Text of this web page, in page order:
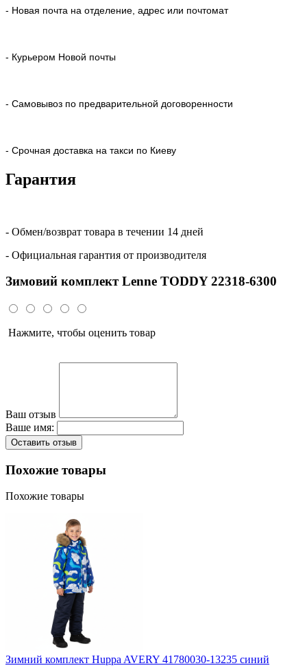
- Новая почта на отделение, адрес или почтомат
- Курьером Новой почты
- Самовывоз по предварительной договоренности
- Срочная доставка на такси по Киеву
Гарантия
- Обмен/возврат товара в течении 14 дней
- Официальная гарантия от производителя
Зимовий комплект Lenne TODDY 22318-6300
Нажмите, чтобы оценить товар
Ваш отзыв
Ваше имя:
Оставить отзыв
Похожие товары
Похожие товары
Зимний комплект Huppa AVERY 41780030-13235 синий